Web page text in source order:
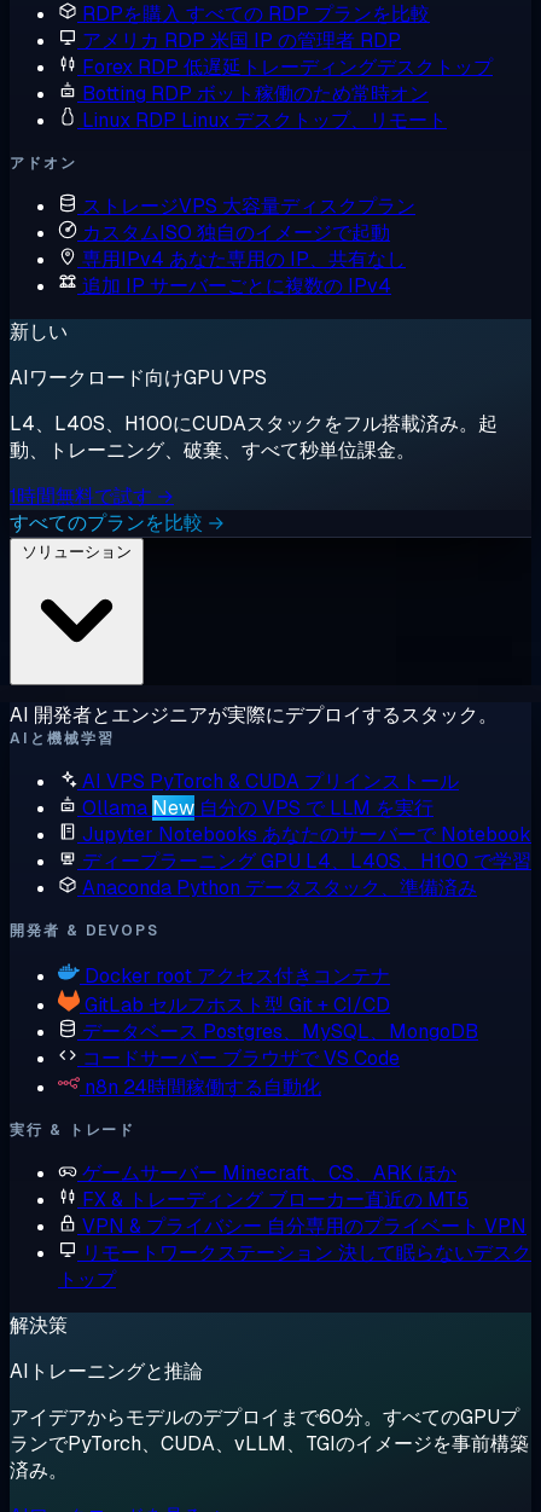
RDPを購入 すべての RDP プランを比較
アメリカ RDP 米国 IP の管理者 RDP
Forex RDP 低遅延トレーディングデスクトップ
Botting RDP ボット稼働のため常時オン
Linux RDP Linux デスクトップ、リモート
アドオン
ストレージVPS 大容量ディスクプラン
カスタムISO 独自のイメージで起動
専用IPv4 あなた専用の IP、共有なし
追加 IP サーバーごとに複数の IPv4
新しい
AIワークロード向けGPU VPS
L4、L40S、H100にCUDAスタックをフル搭載済み。起
動、トレーニング、破棄、すべて秒単位課金。
1時間無料で試す →
すべてのプランを比較 →
AI 開発者とエンジニアが実際にデプロイするスタック。
AIと機械学習
AI VPS PyTorch & CUDA プリインストール
Ollama New 自分の VPS で LLM を実行
Jupyter Notebooks あなたのサーバーで Notebook
ディープラーニング GPU L4、L40S、H100 で学習
Anaconda Python データスタック、準備済み
開発者 & DEVOPS
Docker root アクセス付きコンテナ
GitLab セルフホスト型 Git + CI/CD
データベース Postgres、MySQL、MongoDB
コードサーバー ブラウザで VS Code
n8n 24時間稼働する自動化
実行 & トレード
ゲームサーバー Minecraft、CS、ARK ほか
FX & トレーディング ブローカー直近の MT5
VPN & プライバシー 自分専用のプライベート VPN
リモートワークステーション 決して眠らないデスク
トップ
解決策
AIトレーニングと推論
アイデアからモデルのデプロイまで60分。すべてのGPUプ
ランでPyTorch、CUDA、vLLM、TGIのイメージを事前構築
済み。